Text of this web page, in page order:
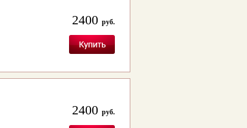
2400 руб.
2400 руб.